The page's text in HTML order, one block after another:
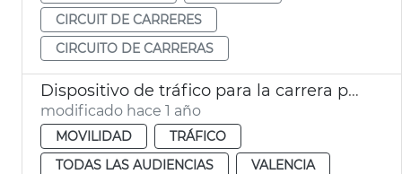
CIRCUIT DE CARRERES
CIRCUITO DE CARRERAS
Dispositivo de tráfico para la carrera popular Galápagos
modificado hace 1 año
MOVILIDAD
TRÁFICO
TODAS LAS AUDIENCIAS
VALENCIA